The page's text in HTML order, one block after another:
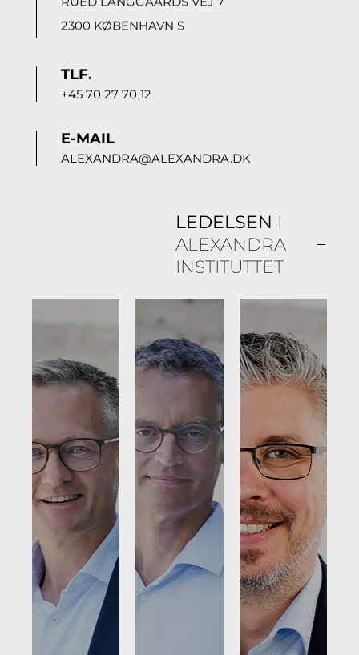
2300 KØBENHAVN S
TLF.
+45 70 27 70 12
E-MAIL
ALEXANDRA@ALEXANDRA.DK
LEDELSEN I
ALEXANDRA
INSTITUTTET